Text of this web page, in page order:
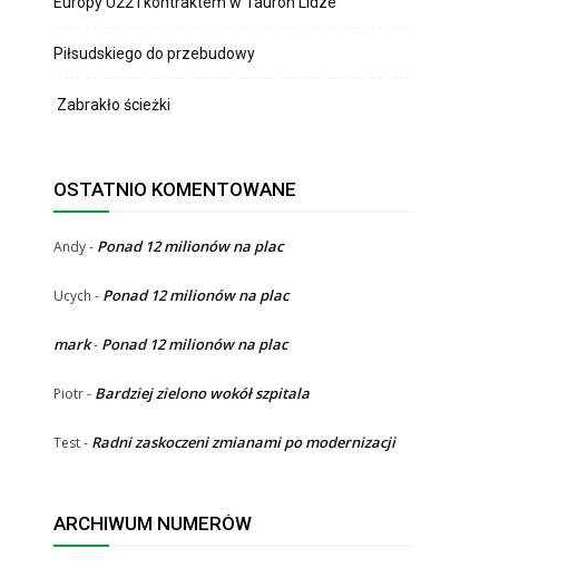
Piłsudskiego do przebudowy
Zabrakło ścieżki
OSTATNIO KOMENTOWANE
Andy- Ponad 12 milionów na plac
Ucych - Ponad 12 milionów na plac
mark- Ponad 12 milionów na plac
Piotr- Bardziej zielono wokół szpitala
Test- Radni zaskoczeni zmianami po modernizacji
ARCHIWUM NUMERÓW